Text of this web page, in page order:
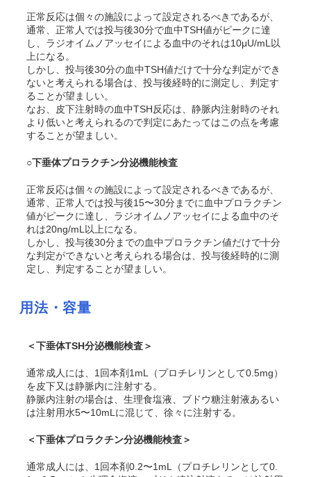
正常反応は個々の施設によって設定されるべきであるが、
通常、正常人では投与後30分で血中TSH値がピークに達
し、ラジオイムノアッセイによる血中のそれは10μU/mL以
上になる。
しかし、投与後30分の血中TSH値だけで十分な判定ができ
ないと考えられる場合は、投与後経時的に測定し、判定す
ることが望ましい。
なお、皮下注射時の血中TSH反応は、静脈内注射時のそれ
より低いと考えられるので判定にあたってはこの点を考慮
することが望ましい。
○下垂体プロラクチン分泌機能検査
正常反応は個々の施設によって設定されるべきであるが、
通常、正常人では投与後15〜30分までに血中プロラクチン
値がピークに達し、ラジオイムノアッセイによる血中のそ
れは20ng/mL以上になる。
しかし、投与後30分までの血中プロラクチン値だけで十分
な判定ができないと考えられる場合は、投与後経時的に測
定し、判定することが望ましい。
用法・容量
＜下垂体TSH分泌機能検査＞
通常成人には、1回本剤1mL（プロチレリンとして0.5mg）
を皮下又は静脈内に注射する。
静脈内注射の場合は、生理食塩液、ブドウ糖注射液あるい
は注射用水5〜10mLに混じて、徐々に注射する。
＜下垂体プロラクチン分泌機能検査＞
通常成人には、1回本剤0.2〜1mL（プロチレリンとして0.